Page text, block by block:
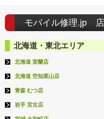
モバイル修理.jp
北海道・東北エリア
北海道 室蘭店
北海道 空知栗山店
青森 むつ店
岩手 宮古店